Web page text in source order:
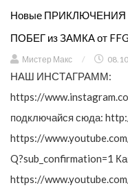
Новые ПРИКЛЮЧЕНИЯ
ПОБЕГ из ЗАМКА от
Мистер Макс /
НАШ ИНСТАГРАММ:
https://
подключайся сюда:
https://
Q?sub_confirmation=1
https://